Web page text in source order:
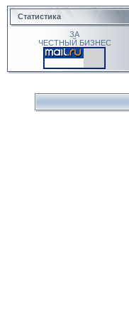
Статистика
ЗА
ЧЕСТНЫЙ БИЗНЕС